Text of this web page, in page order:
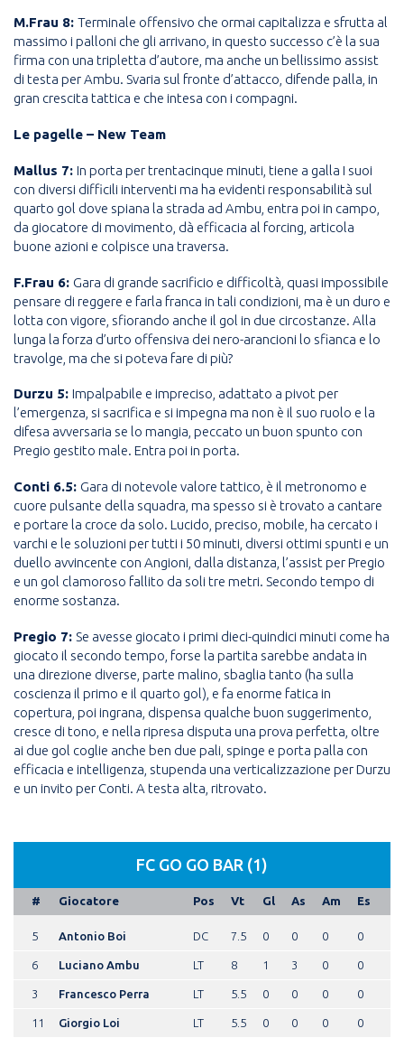
M.Frau 8: Terminale offensivo che ormai capitalizza e sfrutta al
massimo i palloni che gli arrivano, in questo successo c’è la sua
firma con una tripletta d’autore, ma anche un bellissimo assist
di testa per Ambu. Svaria sul fronte d’attacco, difende palla, in
gran crescita tattica e che intesa con i compagni.
Le pagelle – New Team
Mallus 7: In porta per trentacinque minuti, tiene a galla I suoi
con diversi difficili interventi ma ha evidenti responsabilità sul
quarto gol dove spiana la strada ad Ambu, entra poi in campo,
da giocatore di movimento, dà efficacia al forcing, articola
buone azioni e colpisce una traversa.
F.Frau 6: Gara di grande sacrificio e difficoltà, quasi impossibile
pensare di reggere e farla franca in tali condizioni, ma è un duro e
lotta con vigore, sfiorando anche il gol in due circostanze. Alla
lunga la forza d’urto offensiva dei nero-arancioni lo sfianca e lo
travolge, ma che si poteva fare di più?
Durzu 5: Impalpabile e impreciso, adattato a pivot per
l’emergenza, si sacrifica e si impegna ma non è il suo ruolo e la
difesa avversaria se lo mangia, peccato un buon spunto con
Pregio gestito male. Entra poi in porta.
Conti 6.5: Gara di notevole valore tattico, è il metronomo e
cuore pulsante della squadra, ma spesso si è trovato a cantare
e portare la croce da solo. Lucido, preciso, mobile, ha cercato i
varchi e le soluzioni per tutti i 50 minuti, diversi ottimi spunti e un
duello avvincente con Angioni, dalla distanza, l’assist per Pregio
e un gol clamoroso fallito da soli tre metri. Secondo tempo di
enorme sostanza.
Pregio 7: Se avesse giocato i primi dieci-quindici minuti come ha
giocato il secondo tempo, forse la partita sarebbe andata in
una direzione diverse, parte malino, sbaglia tanto (ha sulla
coscienza il primo e il quarto gol), e fa enorme fatica in
copertura, poi ingrana, dispensa qualche buon suggerimento,
cresce di tono, e nella ripresa disputa una prova perfetta, oltre
ai due gol coglie anche ben due pali, spinge e porta palla con
efficacia e intelligenza, stupenda una verticalizzazione per Durzu
e un invito per Conti. A testa alta, ritrovato.
FC GO GO BAR (1)
# Giocatore Pos Vt Gl As Am Es
5 Antonio Boi DC 7.5 0 0 0 0
6 Luciano Ambu LT 8 1 3 0 0
3 Francesco Perra LT 5.5 0 0 0 0
11 Giorgio Loi LT 5.5 0 0 0 0